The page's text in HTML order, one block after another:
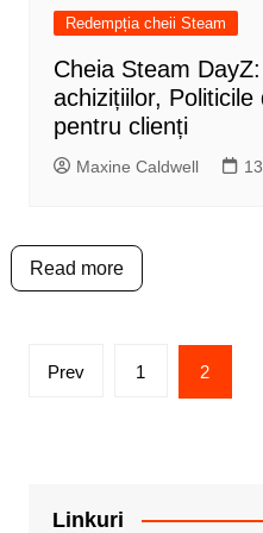
Redempția cheii Steam
Cheia Steam
achizițiilor,
pentru clienți
Maxine Caldwell
Read more
Posts
Prev 1 2
Linkuri